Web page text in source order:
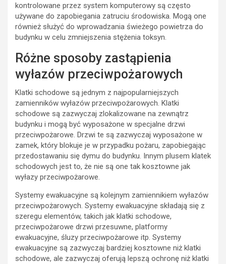
kontrolowane przez system komputerowy są często
używane do zapobiegania zatruciu środowiska. Mogą one
również służyć do wprowadzania świeżego powietrza do
budynku w celu zmniejszenia stężenia toksyn.
Różne sposoby zastąpienia
wyłazów przeciwpożarowych
Klatki schodowe są jednym z najpopularniejszych
zamienników wyłazów przeciwpożarowych. Klatki
schodowe są zazwyczaj zlokalizowane na zewnątrz
budynku i mogą być wyposażone w specjalne drzwi
przeciwpożarowe. Drzwi te są zazwyczaj wyposażone w
zamek, który blokuje je w przypadku pożaru, zapobiegając
przedostawaniu się dymu do budynku. Innym plusem klatek
schodowych jest to, że nie są one tak kosztowne jak
wyłazy przeciwpożarowe.
Systemy ewakuacyjne są kolejnym zamiennikiem wyłazów
przeciwpożarowych. Systemy ewakuacyjne składają się z
szeregu elementów, takich jak klatki schodowe,
przeciwpożarowe drzwi przesuwne, platformy
ewakuacyjne, śluzy przeciwpożarowe itp. Systemy
ewakuacyjne są zazwyczaj bardziej kosztowne niż klatki
schodowe, ale zazwyczaj oferują lepszą ochronę niż klatki